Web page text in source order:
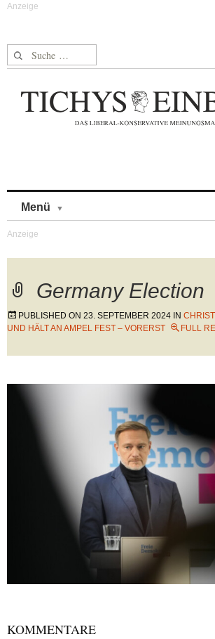
Suche nach:
Menü
Germany Election
PUBLISHED ON 23. SEPTEMBER 2024 IN
UND HÄLT AN AMPEL FEST – VORERST
FULL
KOMMENTARE